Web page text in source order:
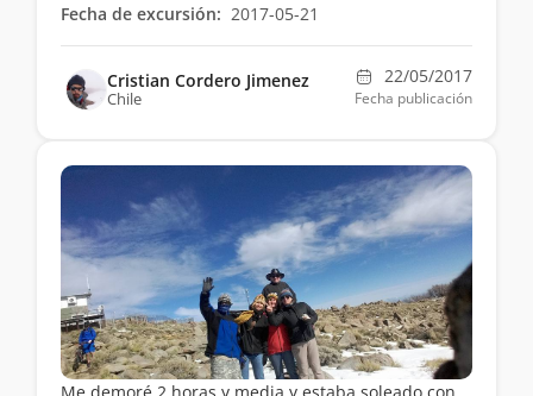
Fecha de excursión: 2017-05-21
Cristian Cordero Jimenez
Chile
22/05/2017
Fecha publicación
Me demoré 2 horas y media y estaba soleado con